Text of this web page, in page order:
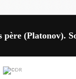
père (Platonov).